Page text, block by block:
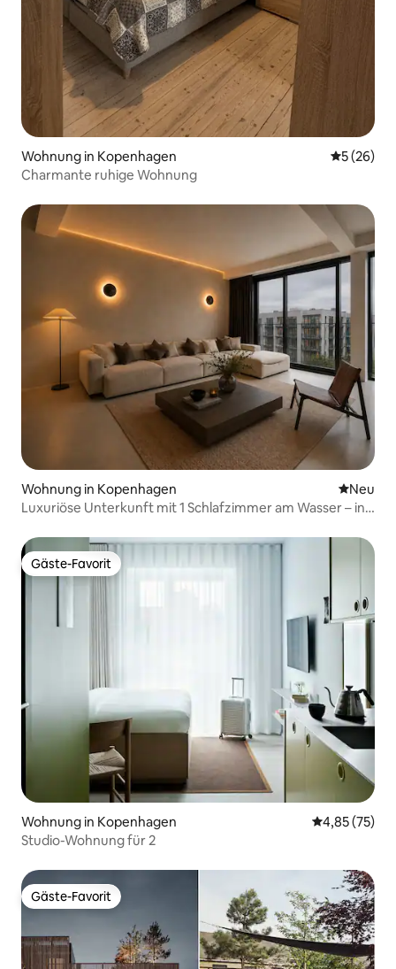
Wohnung in Kopenhagen
5 (26)
Charmante ruhige Wohnung
Wohnung in Kopenhagen Neue
Neu
Luxuriöse Unterkunft mit 1 Schlafzimmer am Wasser – in
Gäste-Favorit
Gäste-Favorit
Wohnung in Kopenhagen
4,85 (75)
Studio-Wohnung für 2
Gäste-Favorit
Gäste-Favorit